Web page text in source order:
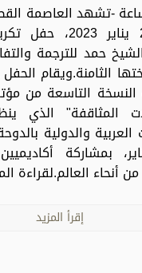
-تشهد العاصمة
يوم 29 يناير
حمد للترجمة
الثامنة.ويقام
النسخة التاسعة من
المثاقفة" الذي
يناير، بمشاركة
أنحاء العالم.لقراءة
إقرأ المزيد